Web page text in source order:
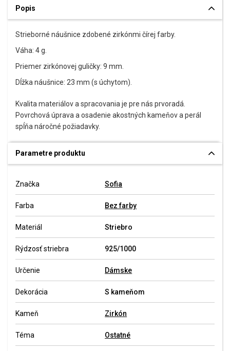
Popis
Strieborné náušnice zdobené zirkónmi čírej farby.
Váha: 4 g.
Priemer zirkónovej guličky: 9 mm.
Dĺžka náušnice: 23 mm (s úchytom).
Kvalita materiálov a spracovania je pre nás prvoradá.
Povrchová úprava a osadenie akostných kameňov a perál
spĺňa náročné požiadavky.
Parametre produktu
Značka Sofia
Farba Bez farby
Materiál Striebro
Rýdzosť striebra 925/1000
Určenie Dámske
Dekorácia S kameňom
Kameň Zirkón
Téma Ostatné